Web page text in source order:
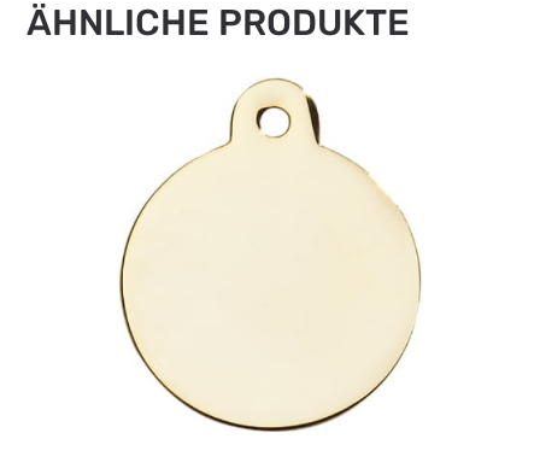
ÄHNLICHE PRODUKTE
IMARC PRESTIGE SMALL CIRCLE GOLD
Anmelden, um Preise zu sehen